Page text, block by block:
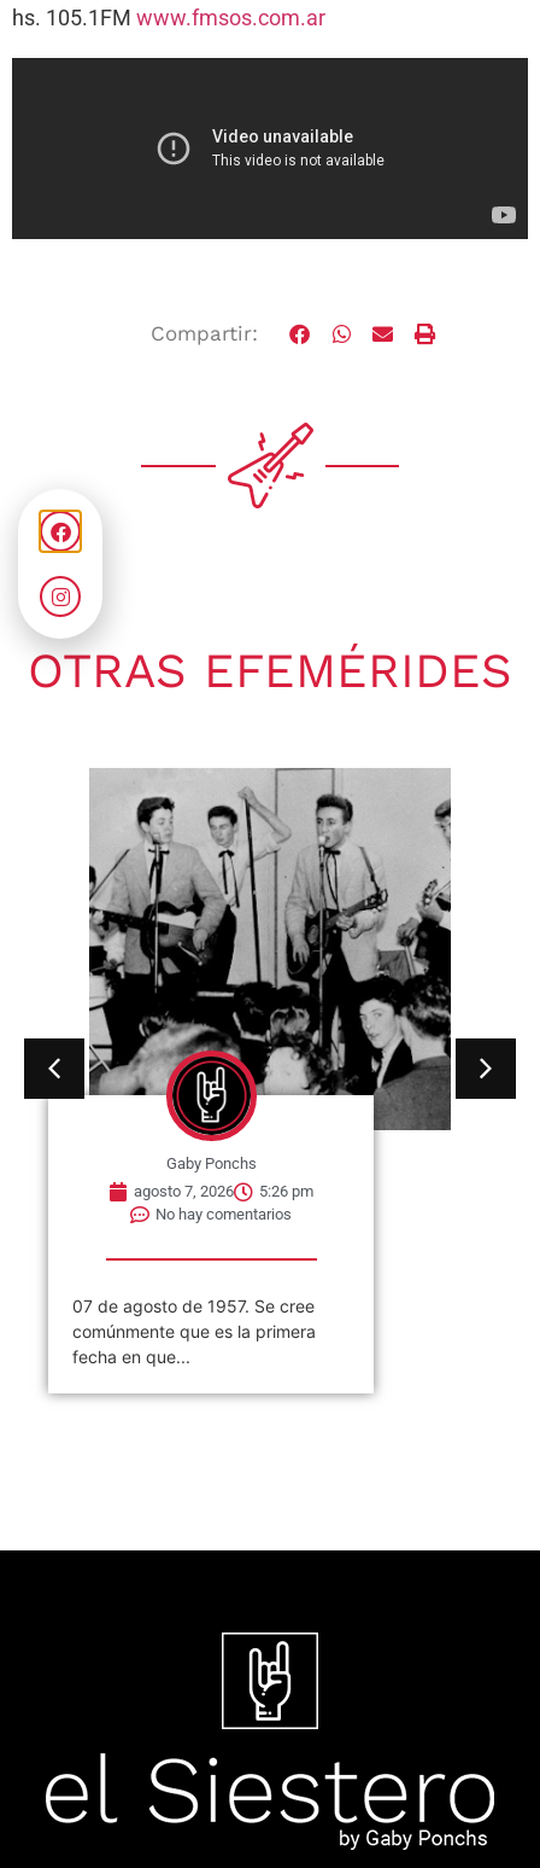
hs. 105.1FM www.fmsos.com.ar
Compartir:
OTRAS EFEMÉRIDES
Gaby Ponchs
agosto 7, 2026
5:26 pm
No hay comentarios
07 de agosto de 1957. Se cree
comúnmente que es la primera
fecha en que...